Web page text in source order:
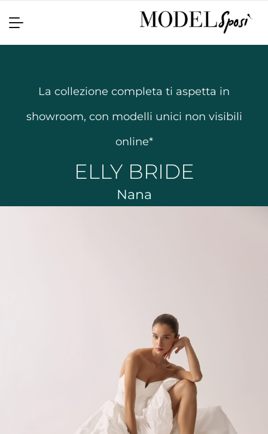
La collezione completa ti aspetta in
showroom, con modelli unici non visibili
online*
ELLY BRIDE
Nana